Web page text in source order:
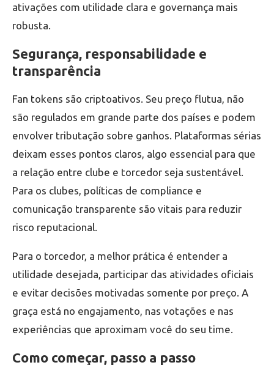
ativações com utilidade clara e governança mais
robusta.
Segurança, responsabilidade e
transparência
Fan tokens são criptoativos. Seu preço flutua, não
são regulados em grande parte dos países e podem
envolver tributação sobre ganhos. Plataformas sérias
deixam esses pontos claros, algo essencial para que
a relação entre clube e torcedor seja sustentável.
Para os clubes, políticas de compliance e
comunicação transparente são vitais para reduzir
risco reputacional.
Para o torcedor, a melhor prática é entender a
utilidade desejada, participar das atividades oficiais
e evitar decisões motivadas somente por preço. A
graça está no engajamento, nas votações e nas
experiências que aproximam você do seu time.
Como começar, passo a passo